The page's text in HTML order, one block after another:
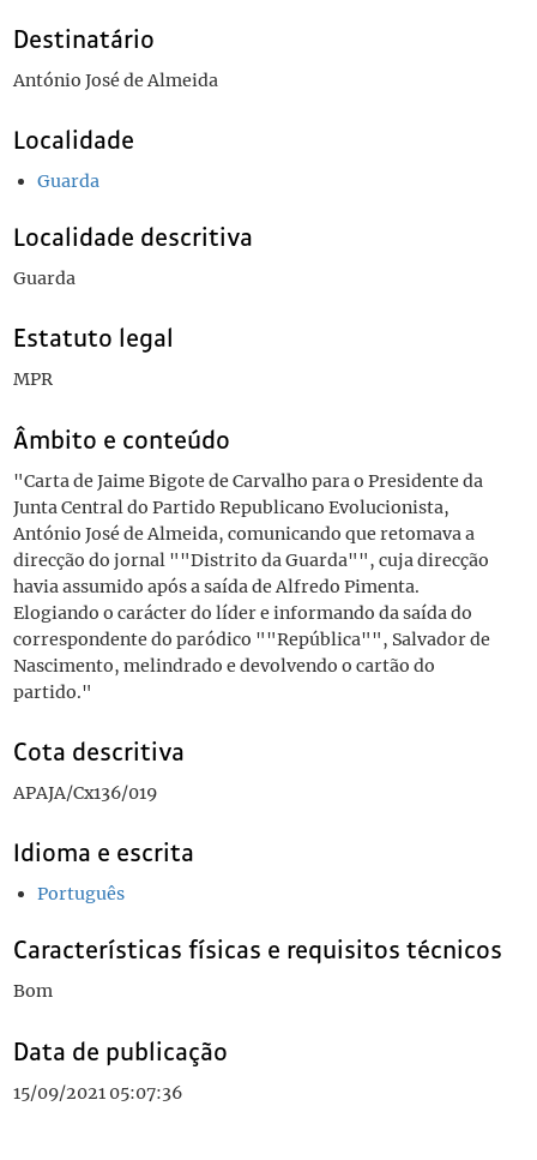
Destinatário
António José de Almeida
Localidade
Guarda
Localidade descritiva
Guarda
Estatuto legal
MPR
Âmbito e conteúdo
"Carta de Jaime Bigote de Carvalho para o Presidente da
Junta Central do Partido Republicano Evolucionista,
António José de Almeida, comunicando que retomava a
direcção do jornal ""Distrito da Guarda"", cuja direcção
havia assumido após a saída de Alfredo Pimenta.
Elogiando o carácter do líder e informando da saída do
correspondente do paródico ""República"", Salvador de
Nascimento, melindrado e devolvendo o cartão do
partido."
Cota descritiva
APAJA/Cx136/019
Idioma e escrita
Português
Características físicas e requisitos técnicos
Bom
Data de publicação
15/09/2021 05:07:36